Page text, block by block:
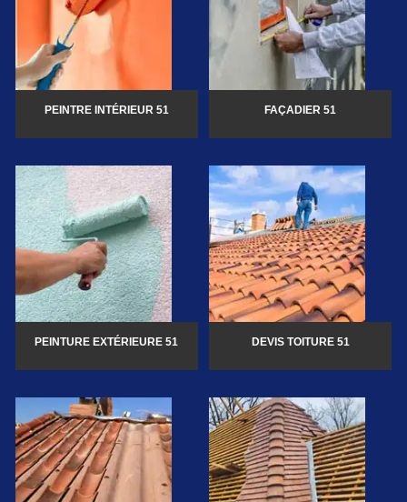
PEINTRE INTÉRIEUR 51 FAÇADIER 51
PEINTURE EXTÉRIEURE 51 DEVIS TOITURE 51